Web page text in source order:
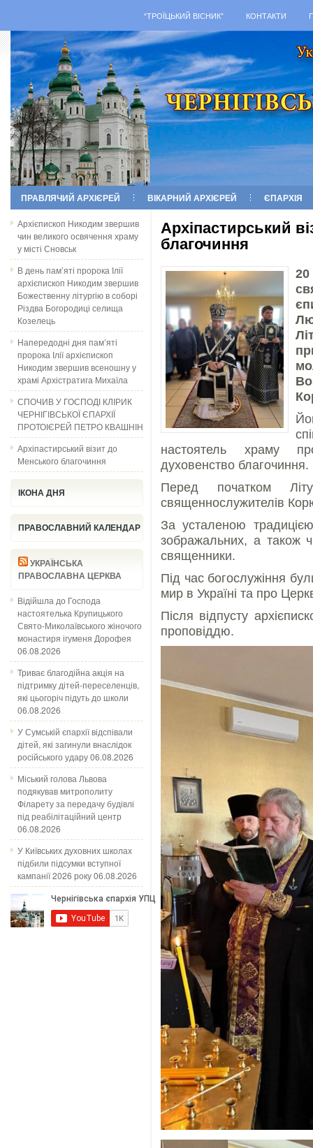
“ТРОЇЦЬКИЙ ВІСНИК” КОНТАКТИ
ПРАВЛЯЧИЙ АРХІЄРЕЙ ВІКАРНИЙ АРХІЄРЕЙ ЄПАРХІЯ
Архієпископ Никодим звершив
чин великого освячення храму
у місті Сновськ
В день пам’яті пророка Ілії
архієпископ Никодим звершив
Божественну літургію в соборі
Різдва Богородиці селища
Козелець
Напередодні дня пам’яті
пророка Ілії архієпископ
Никодим звершив всеношну у
храмі Архістратига Михаїла
СПОЧИВ У ГОСПОДІ КЛІРИК
ЧЕРНІГІВСЬКОЇ ЄПАРХІЇ
ПРОТОІЄРЕЙ ПЕТРО КВАШНІН
Архіпастирський візит до
Менського благочиння
ІКОНА ДНЯ
ПРАВОСЛАВНИЙ КАЛЕНДАР
УКРАЇНСЬКА
ПРАВОСЛАВНА ЦЕРКВА
Відійшла до Господа
настоятелька Крупицького
Свято-Миколаївського жіночого
монастиря ігуменя Дорофея
06.08.2026
Триває благодійна акція на
підтримку дітей-переселенців,
які цьогоріч підуть до школи
06.08.2026
У Сумській єпархії відспівали
дітей, які загинули внаслідок
російського удару06.08.2026
Міський голова Львова
подякував митрополиту
Філарету за передачу будівлі
під реабілітаційний центр
06.08.2026
У Київських духовних школах
підбили підсумки вступної
кампанії 2026 року06.08.2026
Архіпастирський
благочиння
настоятель храму
духовенство благочиння.
Перед початком
священнослужителів
За усталеною
зображальних, а також
священники.
Під час богослужіння
мир в Україні та про
Після відпусту
проповіддю.